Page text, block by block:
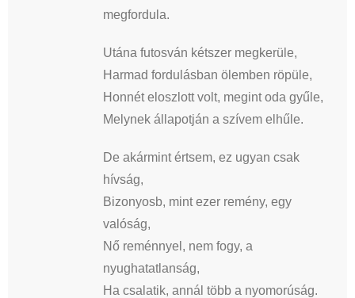
megfordula.
Utána futosván kétszer megkerüle,
Harmad fordulásban ölemben röpüle,
Honnét eloszlott volt, megint oda gyűle,
Melynek állapotján a szívem elhűle.
De akármint értsem, ez ugyan csak
hívság,
Bizonyosb, mint ezer remény, egy
valóság,
Nő reménnyel, nem fogy, a
nyughatatlanság,
Ha csalatik, annál több a nyomorúság.